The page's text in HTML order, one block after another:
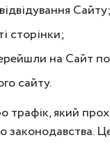
Сайту;
сторінки;
на Сайт
сайту.
трафік, який
законодавства.